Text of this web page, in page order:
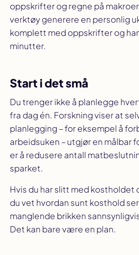
oppskrifter og regne på
verktøy generere en personlig
komplett med oppskrifter og
minutter.
Start i det små
Du trenger ikke å planlegge
fra dag én. Forskning viser at
planlegging – for eksempel å
arbeidsuken – utgjør en målbar
er å redusere antall
sparket.
Hvis du har slitt med kostholdet
du vet hvordan sunt kosthold
manglende brikken
Det kan bare være en plan.